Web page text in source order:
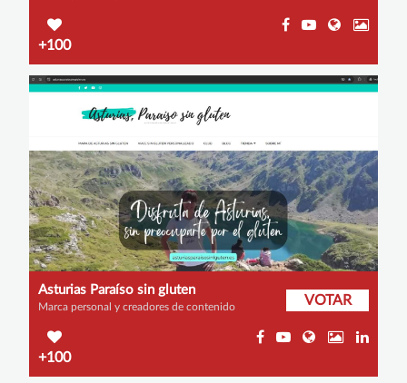
+100
Asturias Paraíso sin gluten
Marca personal y creadores de contenido VOTAR
+100